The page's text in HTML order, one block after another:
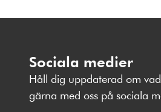
Sociala medier
Håll dig uppdaterad om
gärna med oss på sociala